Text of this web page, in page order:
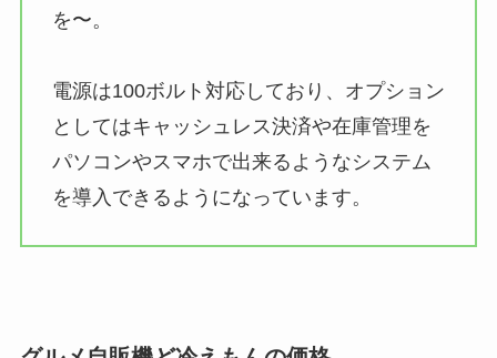
を〜。
電源は100ボルト対応しており、オプション
としてはキャッシュレス決済や在庫管理を
パソコンやスマホで出来るようなシステム
を導入できるようになっています。